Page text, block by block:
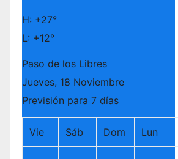
H: +27°
L: +12°
Paso de los Libres
Jueves, 18 Noviembre
Previsión para 7 días
Vie Sáb Dom Lun